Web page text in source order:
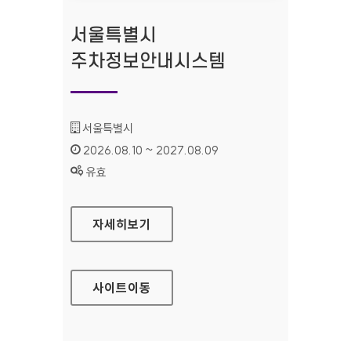
서울특별시
주차정보안내시스템
기관명 :
서울특별시
인증기간 :
2026.08.10 ~ 2027.08.09
상태 :
유효
서울특별시 주차정보안내시스템
자세히보기
사이트이동